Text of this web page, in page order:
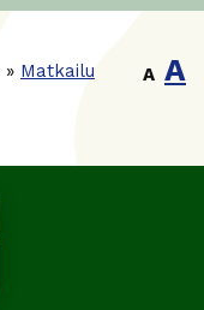
» Matkailu
A A